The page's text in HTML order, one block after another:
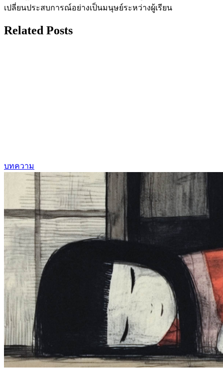
เปลี่ยนประสบการณ์อย่างเป็นมนุษย์ระหว่างผู้เรียน
Related Posts
บทความ